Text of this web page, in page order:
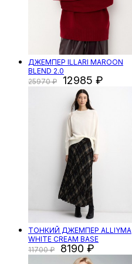
ДЖЕМПЕР ILLARI MAROON
BLEND 2.0
25970
12985
ТОНКИЙ ДЖЕМПЕР ALLIYMA
WHITE CREAM BASE
11700
8190